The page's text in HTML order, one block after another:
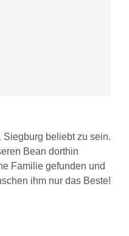
beliebt zu sein.
Bean dorthin
Familie gefunden und
ihm nur das Beste!